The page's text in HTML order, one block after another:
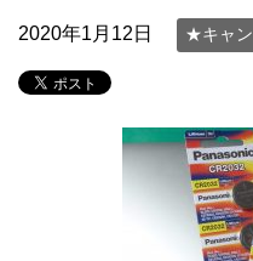
2020年1月12日 ★キャ